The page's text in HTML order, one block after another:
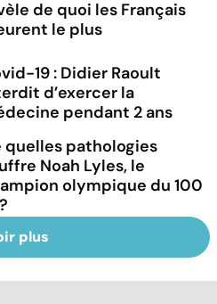
de quoi les Français
le plus
19 : Didier Raoult
d’exercer la
pendant 2 ans
quelles pathologies
Noah Lyles, le
olympique du 100
plus